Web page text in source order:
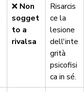
❌ Non
sogget
to a
rivalsa
Risarcis
ce la
lesione
dell'inte
grità
psicofisi
ca in sé.